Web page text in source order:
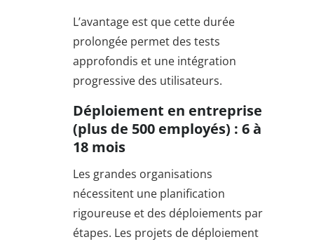
L’avantage est que cette durée
prolongée permet des tests
approfondis et une intégration
progressive des utilisateurs.
Déploiement en entreprise
(plus de 500 employés) : 6 à
18 mois
Les grandes organisations
nécessitent une planification
rigoureuse et des déploiements par
étapes. Les projets de déploiement